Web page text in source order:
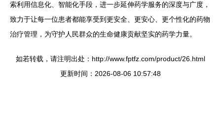
索利用信息化、智能化手段，进一步延伸药学服务的深度与广度，
致力于让每一位患者都能享受到更安全、更安心、更个性化的药物
治疗管理，为守护人民群众的生命健康贡献坚实的药学力量。
如若转载，请注明出处：http://www.fptfz.com/product/26.html
更新时间：2026-08-06 10:57:48